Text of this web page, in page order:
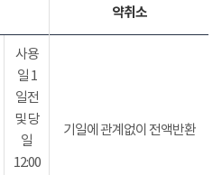
약취소
사용
일 1
일전
및 당
일
12:00
기일에 관계없이 전액반환